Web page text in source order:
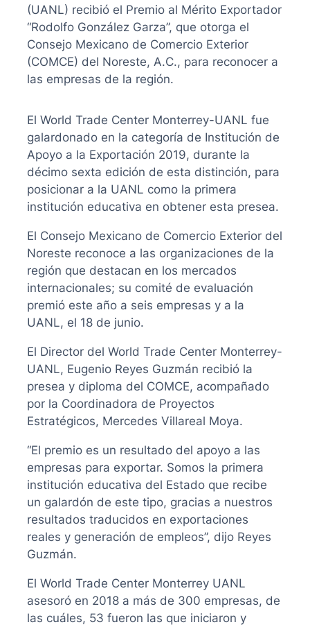
(UANL) recibió el Premio al Mérito Exportador
“Rodolfo González Garza”, que otorga el
Consejo Mexicano de Comercio Exterior
(COMCE) del Noreste, A.C., para reconocer a
las empresas de la región.
El World Trade Center Monterrey-UANL fue
galardonado en la categoría de Institución de
Apoyo a la Exportación 2019, durante la
décimo sexta edición de esta distinción, para
posicionar a la UANL como la primera
institución educativa en obtener esta presea.
El Consejo Mexicano de Comercio Exterior del
Noreste reconoce a las organizaciones de la
región que destacan en los mercados
internacionales; su comité de evaluación
premió este año a seis empresas y a la
UANL, el 18 de junio.
El Director del World Trade Center Monterrey-
UANL, Eugenio Reyes Guzmán recibió la
presea y diploma del COMCE, acompañado
por la Coordinadora de Proyectos
Estratégicos, Mercedes Villareal Moya.
“El premio es un resultado del apoyo a las
empresas para exportar. Somos la primera
institución educativa del Estado que recibe
un galardón de este tipo, gracias a nuestros
resultados traducidos en exportaciones
reales y generación de empleos”, dijo Reyes
Guzmán.
El World Trade Center Monterrey UANL
asesoró en 2018 a más de 300 empresas, de
las cuáles, 53 fueron las que iniciaron y